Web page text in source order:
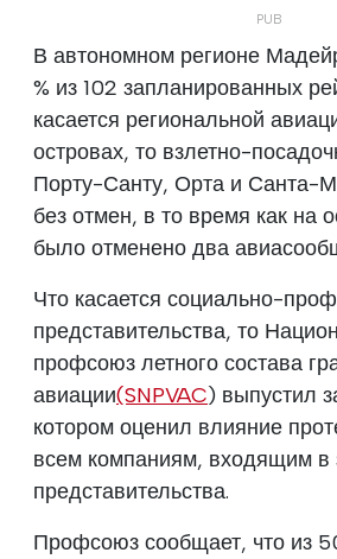
В автономном регионе
% из 102 запланированных
касается региональной
островах, то взлетно-
Порту-Санту, Орта и Санта-
без отмен, в то время как на
было отменено два
Что касается социально-
представительства, то
профсоюз летного состава
авиации(SNPVAC) выпустил
котором оценил влияние
всем компаниям, входящим в
представительства.
Профсоюз сообщает, что из